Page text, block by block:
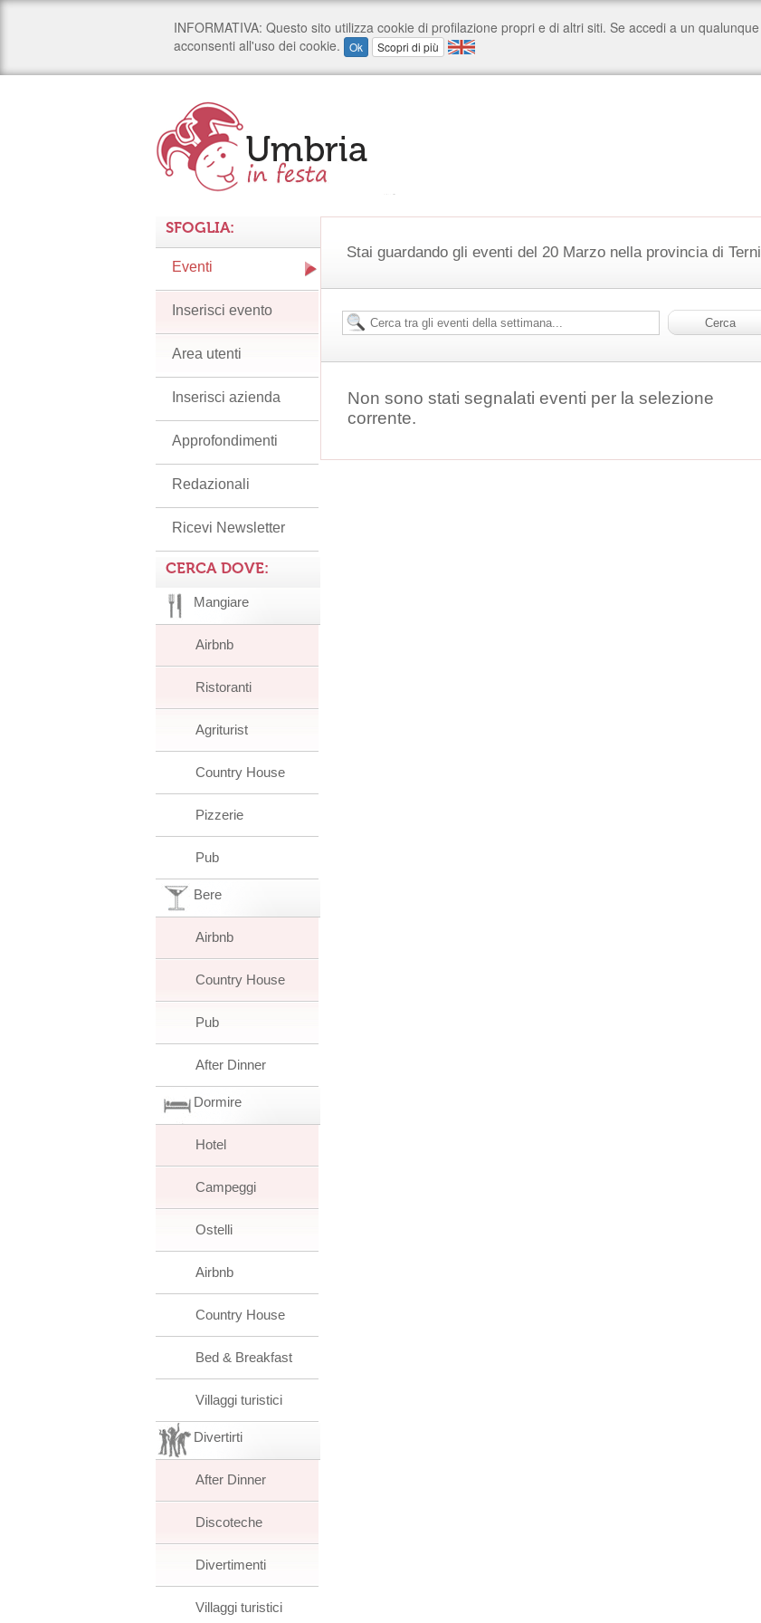
Stai guardando gli eventi del 20 Marzo nella provincia di Terni
Non sono stati segnalati eventi per la selezione
corrente.
SFOGLIA:
Eventi
Inserisci evento
Area utenti
Inserisci azienda
Approfondimenti
Redazionali
Ricevi Newsletter
CERCA DOVE:
Mangiare
Airbnb
Ristoranti
Agriturist
Country House
Pizzerie
Pub
Bere
Airbnb
Country House
Pub
After Dinner
Dormire
Hotel
Campeggi
Ostelli
Airbnb
Country House
Bed & Breakfast
Villaggi turistici
Divertirti
After Dinner
Discoteche
Divertimenti
Villaggi turistici